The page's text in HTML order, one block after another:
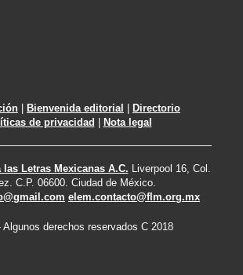
Bienvenida editorial
Directorio
de privacidad
Nota legal
las Letras Mexicanas A.C. Liverpool 16, Col.
C.P. 06600. Ciudad de México.
elem.contacto@flm.org.mx
Algunos derechos reservados C 2018